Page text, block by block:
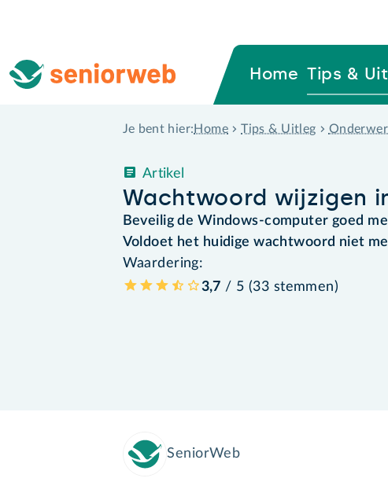
Home Tips &
Je bent hier: Home Tips & Uitleg
Wachtwoord wijzigen
Artikel
Beveilig de Windows-computer goed
Voldoet het huidige wachtwoord niet
Waardering:
3,7 / 5 (33 stemmen)
SeniorWeb